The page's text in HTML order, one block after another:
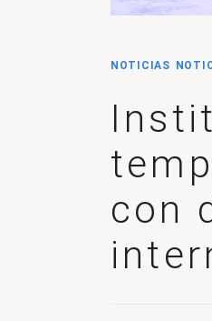
NOTICIAS
con